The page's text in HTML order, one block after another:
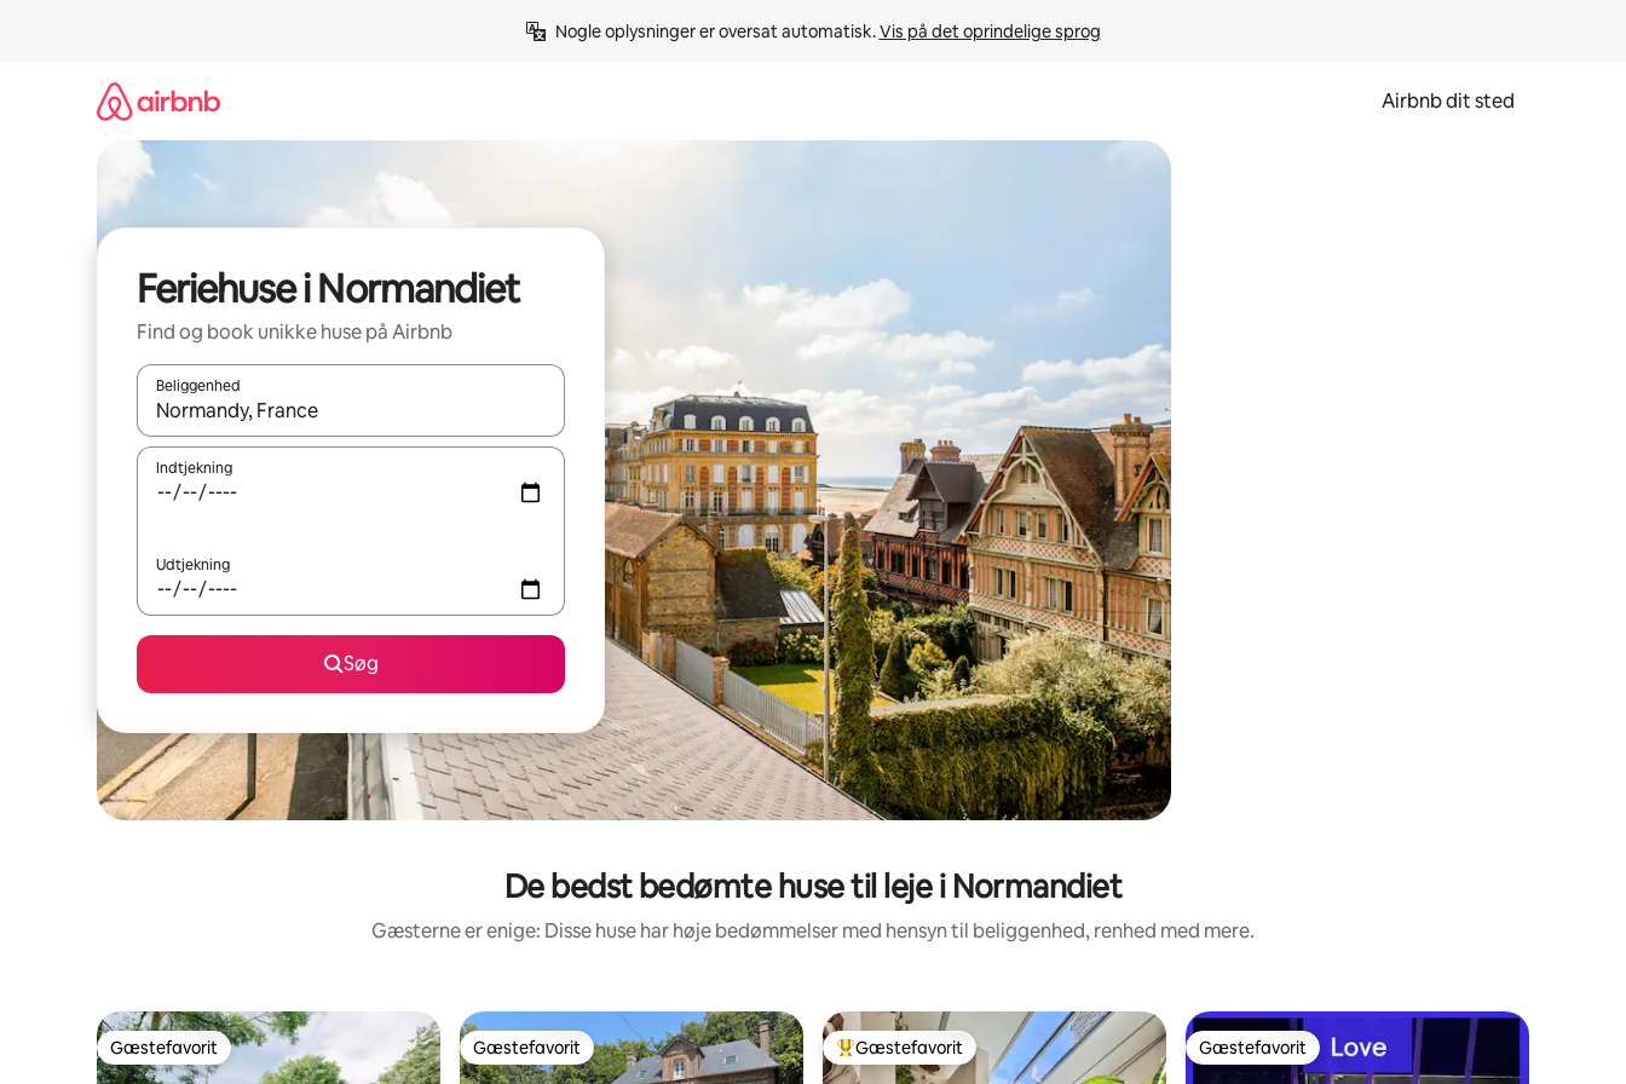
Nogle oplysninger er oversat automatisk. Vis på det oprindelige sprog
Airbnb dit sted
Feriehuse i Normandiet
Find og book unikke huse på Airbnb
Beliggenhed
Når resultaterne er tilgængelige, skal du navigere med piletasterne op og ned eller se mere ved at trykke eller stryge.
Indtjekning
Udtjekning
Søg
De bedst bedømte huse til leje i Normandiet
Gæsterne er enige: Disse huse har høje bedømmelser med hensyn til beliggenhed, renhed med mere.
Gæstefavorit
Gæstefavorit Gæstefavorit
Gæstefavorit Bedste gæstefavorit
Gæstefavorit Gæstefavorit
Gæstefavorit